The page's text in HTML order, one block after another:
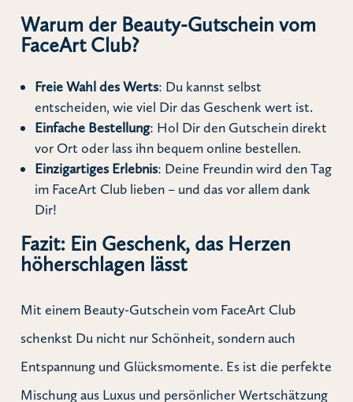
Warum der Beauty-Gutschein vom
FaceArt Club?
Freie Wahl des Werts: Du kannst selbst
entscheiden, wie viel Dir das Geschenk wert ist.
Einfache Bestellung: Hol Dir den Gutschein direkt
vor Ort oder lass ihn bequem online bestellen.
Einzigartiges Erlebnis: Deine Freundin wird den Tag
im FaceArt Club lieben – und das vor allem dank
Dir!
Fazit: Ein Geschenk, das Herzen
höherschlagen lässt
Mit einem Beauty-Gutschein vom FaceArt Club
schenkst Du nicht nur Schönheit, sondern auch
Entspannung und Glücksmomente. Es ist die perfekte
Mischung aus Luxus und persönlicher Wertschätzung